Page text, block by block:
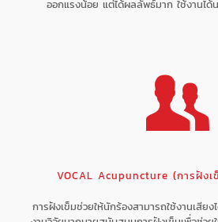
ออกแรงน้อย แต่ได้ผลลัพธ์มาก ใช้งานได้
VOCAL Acupuncture (การฝังเ
การฝังเข็มช่วยให้นักร้องสามารถใช้งานเสีย